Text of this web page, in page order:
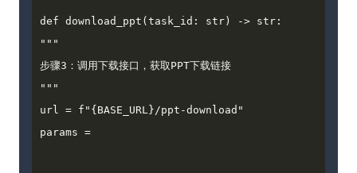
def download_ppt(task_id: str) -> str:
"""
步骤3：调用下载接口，获取PPT下载链接
"""
url = f"{BASE_URL}/ppt-download"
params =